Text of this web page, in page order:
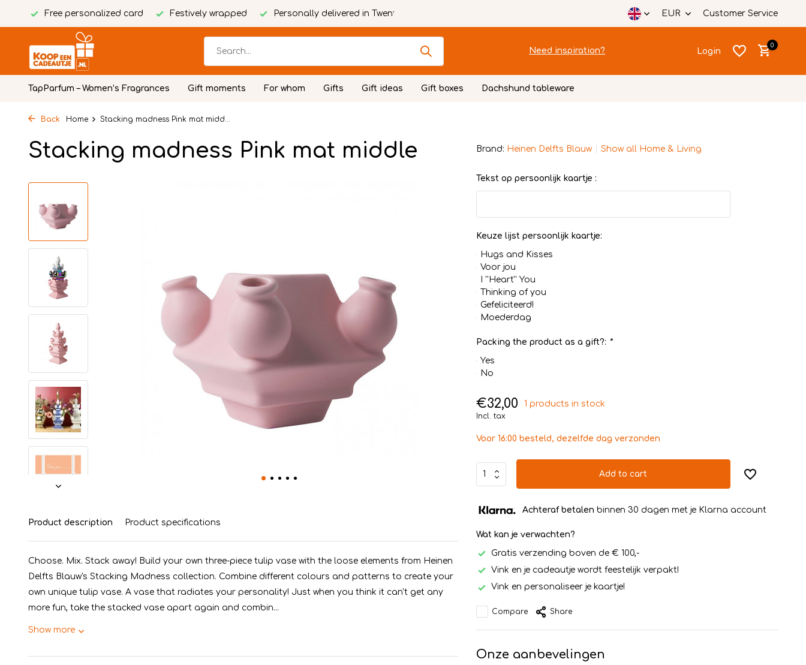
Free personalized card Festively wrapped Personally delivered in Twente EUR Customer Service
Need inspiration? Login
0
TapParfum – Women’s Fragrances Gift moments For whom Gifts Gift ideas Gift boxes Dachshund tableware
Back Home Stacking madness Pink mat midd...
Stacking madness Pink mat middle
Product description Product specifications
Choose. Mix. Stack away! Build your own three-piece tulip vase with the loose elements from Heinen
Delfts Blauw's Stacking Madness collection. Combine different colours and patterns to create your
own unique tulip vase. A vase that radiates your personality! Just when you think it can't get any
more fun, take the stacked vase apart again and combin...
Show more
Brand: Heinen Delfts Blauw Show all Home & Living
Tekst op persoonlijk kaartje :
Keuze lijst persoonlijk kaartje:
Hugs and Kisses
Voor jou
I ''Heart'' You
Thinking of you
Gefeliciteerd!
Moederdag
Packing the product as a gift?: *
Yes
No
€32,00 1 products in stock
Incl. tax
Voor 16:00 besteld, dezelfde dag verzonden
Add to cart
Achteraf betalen binnen 30 dagen met je Klarna account
Wat kan je verwachten?
Gratis verzending boven de € 100,-
Vink en je cadeautje wordt feestelijk verpakt!
Vink en personaliseer je kaartje!
Compare Share
Onze aanbevelingen